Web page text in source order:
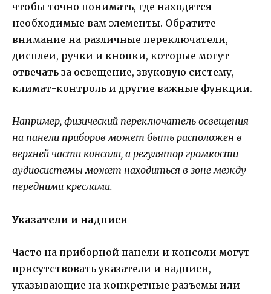
чтобы точно понимать, где находятся
необходимые вам элементы. Обратите
внимание на различные переключатели,
дисплеи, ручки и кнопки, которые могут
отвечать за освещение, звуковую систему,
климат-контроль и другие важные функции.
Например, физический переключатель освещения
на панели приборов может быть расположен в
верхней части консоли, а регулятор громкости
аудиосистемы может находиться в зоне между
передними креслами.
Указатели и надписи
Часто на приборной панели и консоли могут
присутствовать указатели и надписи,
указывающие на конкретные разъемы или